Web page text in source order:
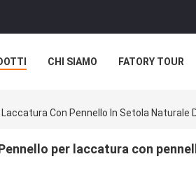
CHI SIAMO FATORY TOUR
Laccatura Con Pennello In Setola Naturale
per laccatura con